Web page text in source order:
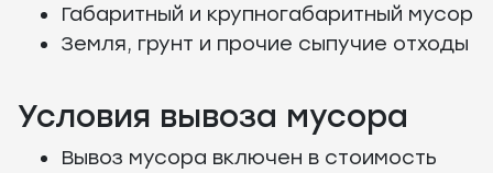
Габаритный и крупногабаритный мусор
Земля, грунт и прочие сыпучие отходы
Условия вывоза мусора
Вывоз мусора включен в стоимость